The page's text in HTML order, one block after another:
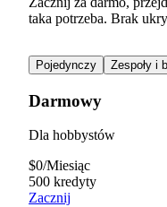
taka potrzeba. Brak
Pojedynczy Zespoły i
Darmowy
Dla hobbystów
$0/Miesiąc
500 kredyty
Zacznij